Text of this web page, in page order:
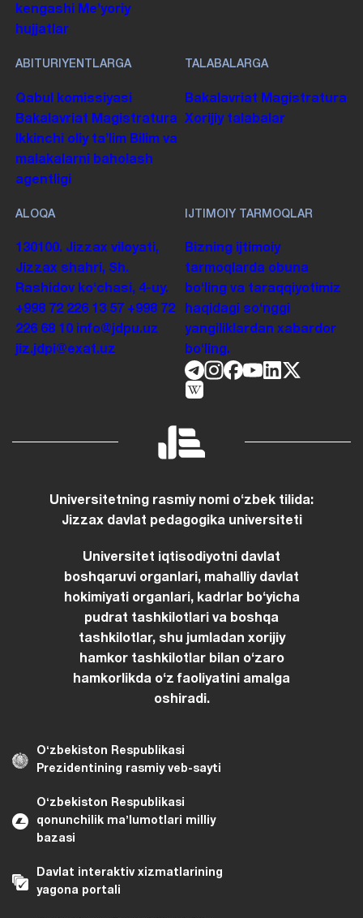
kengashi Me'yoriy
hujjatlar
ABITURIYENTLARGA
Qabul komissiyasi
Bakalavriat Magistratura
Ikkinchi oliy taʼlim Bilim va
malakalarni baholash
agentligi
TALABALARGA
Bakalavriat Magistratura
Xorijiy talabalar
ALOQA
130100. Jizzax viloyati,
Jizzax shahri, Sh.
Rashidov koʻchasi, 4-uy.
+998 72 226 13 57 +998 72
226 68 10
info@jdpu.uz
jiz.jdpi@exat.uz
IJTIMOIY TARMOQLAR
Bizning ijtimoiy
tarmoqlarda obuna
boʻling va taraqqiyotimiz
haqidagi soʻnggi
yangiliklardan xabardor
boʻling.
Universitetning rasmiy nomi oʻzbek tilida:
Jizzax davlat pedagogika universiteti
Universitet iqtisodiyotni davlat
boshqaruvi organlari, mahalliy davlat
hokimiyati organlari, kadrlar boʻyicha
pudrat tashkilotlari va boshqa
tashkilotlar, shu jumladan xorijiy
hamkor tashkilotlar bilan oʻzaro
hamkorlikda oʻz faoliyatini amalga
oshiradi.
Oʻzbekiston Respublikasi
Prezidentining rasmiy veb-sayti
Oʻzbekiston Respublikasi
qonunchilik maʼlumotlari milliy
bazasi
Davlat interaktiv xizmatlarining
yagona portali